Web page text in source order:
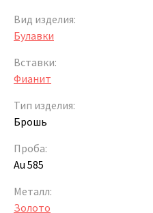
Вид изделия:
Булавки
Вставки:
Фианит
Тип изделия:
Брошь
Проба:
Au 585
Металл:
Золото